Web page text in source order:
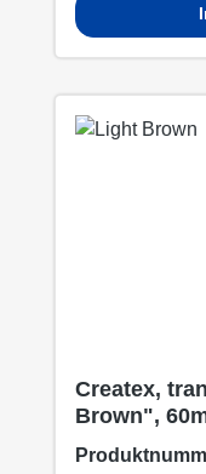
Createx,
Brown",